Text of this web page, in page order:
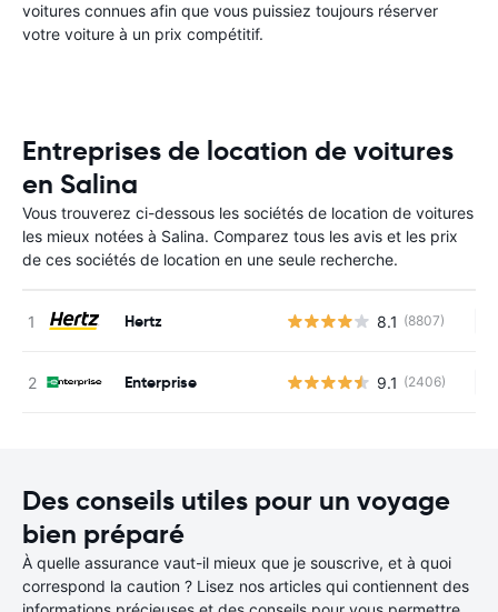
voitures connues afin que vous puissiez toujours réserver
votre voiture à un prix compétitif.
Entreprises de location de voitures
en Salina
Vous trouverez ci-dessous les sociétés de location de voitures
les mieux notées à Salina. Comparez tous les avis et les prix
de ces sociétés de location en une seule recherche.
Hertz 8.1 (8807)
Enterprise 9.1 (2406)
Des conseils utiles pour un voyage
bien préparé
À quelle assurance vaut-il mieux que je souscrive, et à quoi
correspond la caution ? Lisez nos articles qui contiennent des